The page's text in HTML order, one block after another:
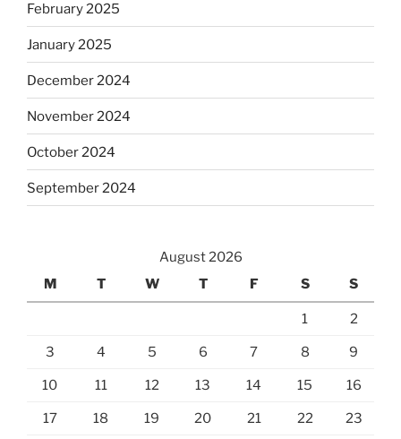
February 2025
January 2025
December 2024
November 2024
October 2024
September 2024
August 2026
M
T W T F S S
1 2
3 4 5 6 7 8 9
10 11 12 13 14 15 16
17 18 19 20 21 22 23